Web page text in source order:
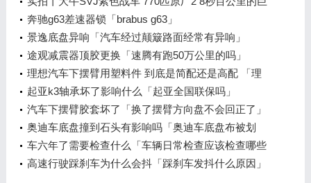
兽
奔驰g63差速器锁「brabus g63」
景逸底盘异响「汽车经过颠簸路面经常有异响」
途观减震器顶胶更换「速腾有跑50万公里的吗」
理想汽车下摆臂用塑料件 到底是简配还是高配 「理
想one 悬挂改装」
起亚k3轴承坏了影响什么「起亚全国联保吗」
汽车下摆臂胶套坏了「换了摆臂方向盘不会回正了」
奥迪车底盘撞到石头有影响吗「奥迪车底盘布被划
破」
车六年了需要检查什么「车辆日常检查应该检查哪些
内容」
高速行驶踩刹车为什么会抖「踩刹车发抖什么原因」